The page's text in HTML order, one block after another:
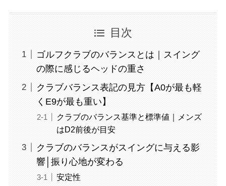
目次
ゴルフクラブのバランスとは｜スイング
の際に感じるヘッドの重さ
クラブバランス表記の見方【A0が最も軽
くE9が最も重い】
クラブのバランス基準と標準値｜メンズ
はD2前後が目安
クラブのバランスがスイングに与える影
響│振り心地が変わる
安定性